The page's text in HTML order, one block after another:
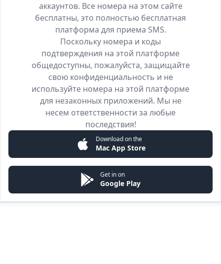
аккаунтов. Все номера на этом сайте
бесплатны, это полностью бесплатная
платформа для приема SMS.
Поскольку номера и коды
подтверждения на этой платформе
общедоступны, пожалуйста, защищайте
свою конфиденциальность и не
используйте номера на этой платформе
для незаконных приложений. Мы не
несем ответственности за любые
последствия!
Download on the
Mac App Store
Get in on
Google Play